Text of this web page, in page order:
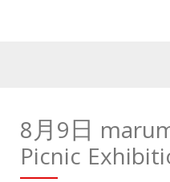
8月9日
Picnic